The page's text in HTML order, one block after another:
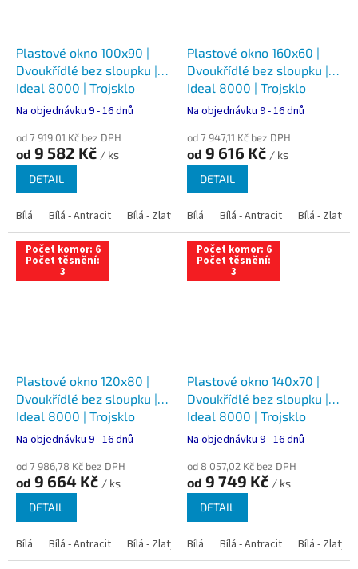
Plastové okno 100x90 |
Dvoukřídlé bez sloupku |
Ideal 8000 | Trojsklo
Na objednávku 9 - 16 dnů
od 7 919,01 Kč bez DPH
od 9 582 Kč / ks
DETAIL
Bílá Bílá - Antracit Bílá - Zlatý dub Bílá - Tmavý dub Bílá -
Plastové okno 160x60 |
Dvoukřídlé bez sloupku |
Ideal 8000 | Trojsklo
Na objednávku 9 - 16 dnů
od 7 947,11 Kč bez DPH
od 9 616 Kč / ks
DETAIL
Bílá Bílá - Antracit Bílá - Zlatý
Počet komor: 6
Počet těsnění:
3
Plastové okno 120x80 |
Dvoukřídlé bez sloupku |
Ideal 8000 | Trojsklo
Na objednávku 9 - 16 dnů
od 7 986,78 Kč bez DPH
od 9 664 Kč / ks
DETAIL
Bílá Bílá - Antracit Bílá - Zlatý dub Bílá - Tmavý dub Bílá -
Počet komor: 6
Počet těsnění:
3
Plastové okno 140x70 |
Dvoukřídlé bez sloupku |
Ideal 8000 | Trojsklo
Na objednávku 9 - 16 dnů
od 8 057,02 Kč bez DPH
od 9 749 Kč / ks
DETAIL
Bílá Bílá - Antracit Bílá - Zlatý